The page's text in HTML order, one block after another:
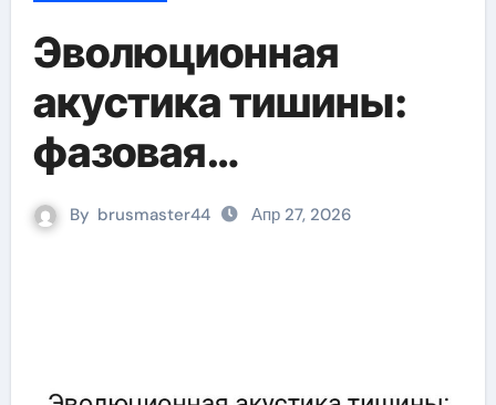
Эволюционная
акустика тишины:
фазовая
синхронизация
By brusmaster44 Апр 27, 2026